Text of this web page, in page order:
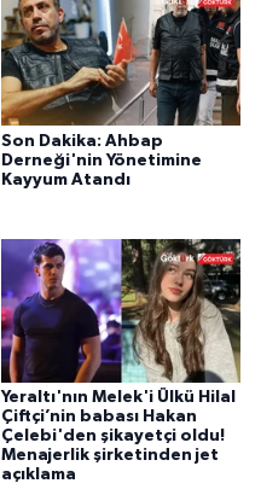
Son Dakika: Ahbap
Derneği'nin Yönetimine
Kayyum Atandı
Yeraltı'nın Melek'i Ülkü Hilal
Çiftçi’nin babası Hakan
Çelebi'den şikayetçi oldu!
Menajerlik şirketinden jet
açıklama